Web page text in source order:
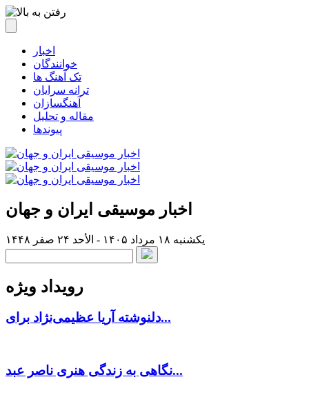
اخبار
خوانندگان
تک آهنگ ها
ترانه سرایان
آهنگسازان
مقاله و تحلیل
پیوندها
اخبار موسیقی ایران و جهان
یکشنبه ۱۸ مرداد ۱۴۰۵ - الأحد ۲۴ صفر ۱۴۴۸
رویداد ویژه
دلنوشته آریا عظیمی‌نژاد برای...
نگاهی به زندگی هنری ناصر عبد...